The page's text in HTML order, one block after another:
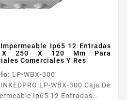
Ip65 12 Entradas
X 250 X 120 Mm Para
Comerciales Y Res
LP-WBX-300
LP-WBX-300 Caja De
Ip65 12 Entradas